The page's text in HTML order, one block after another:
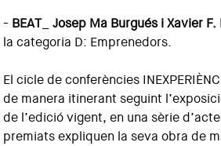
- BEAT_Josep Ma Burgués i Xavier
la categoria D: Emprenedors.
El cicle de conferències
de manera itinerant seguint
de l’edició vigent, en una sèrie
premiats expliquen la seva obra de